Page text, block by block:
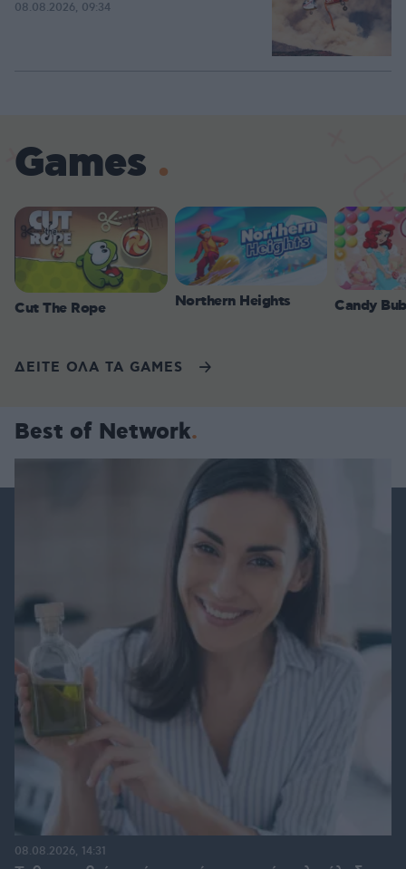
08.08.2026, 09:34
Games
Cut The Rope Northern Heights Candy
ΔΕΙΤΕ ΟΛΑ ΤΑ GAMES
Best of Network
08.08.2026, 14:31